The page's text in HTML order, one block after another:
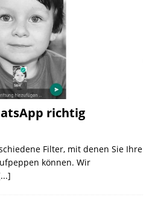
richtig
Filter, mit denen Sie Ihre
können. Wir